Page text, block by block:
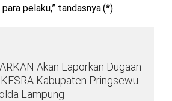
pelaku,” tandasnya.(*)
Akan Laporkan Dugaan
Kabupaten Pringsewu
Lampung